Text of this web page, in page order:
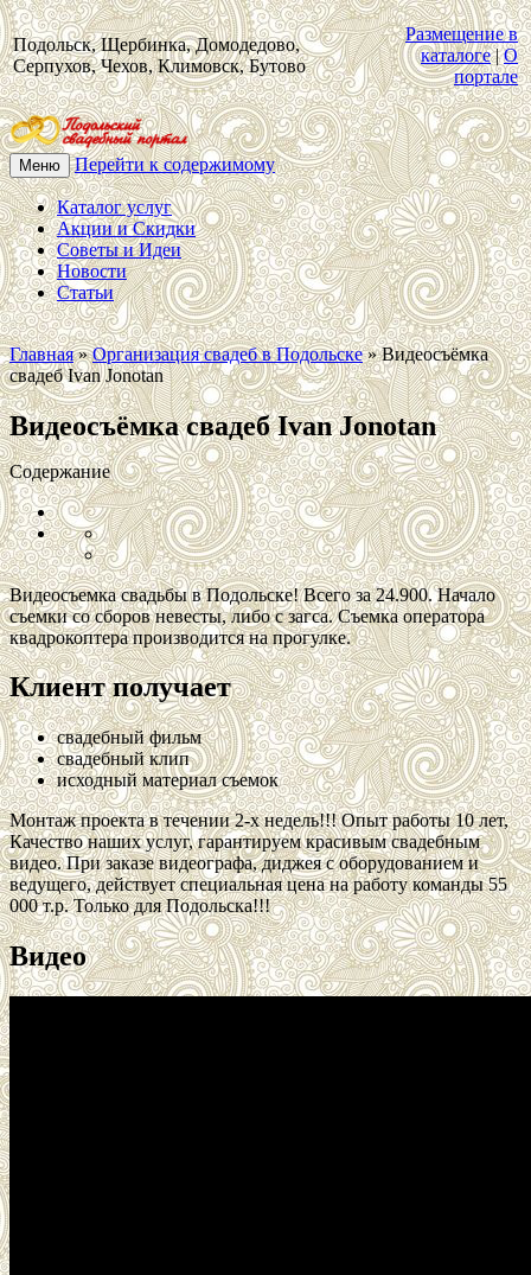
Подольск, Щербинка, Домодедово,
Серпухов, Чехов, Климовск, Бутово
Размещение в
каталоге|О
портале
Меню Перейти к содержимому
Каталог услуг
Акции и Скидки
Советы и Идеи
Новости
Статьи
Главная»Организация свадеб в Подольске»Видеосъёмка
свадеб Ivan Jonotan
Видеосъёмка свадеб Ivan Jonotan
Содержание
Видеосъемка свадьбы в Подольске! Всего за 24.900. Начало
съемки со сборов невесты, либо с загса. Съемка оператора
квадрокоптера производится на прогулке.
Клиент получает
свадебный фильм
свадебный клип
исходный материал съемок
Монтаж проекта в течении 2-х недель!!! Опыт работы 10 лет,
Качество наших услуг, гарантируем красивым свадебным
видео. При заказе видеографа, диджея с оборудованием и
ведущего, действует специальная цена на работу команды 55
000 т.р. Только для Подольска!!!
Видео